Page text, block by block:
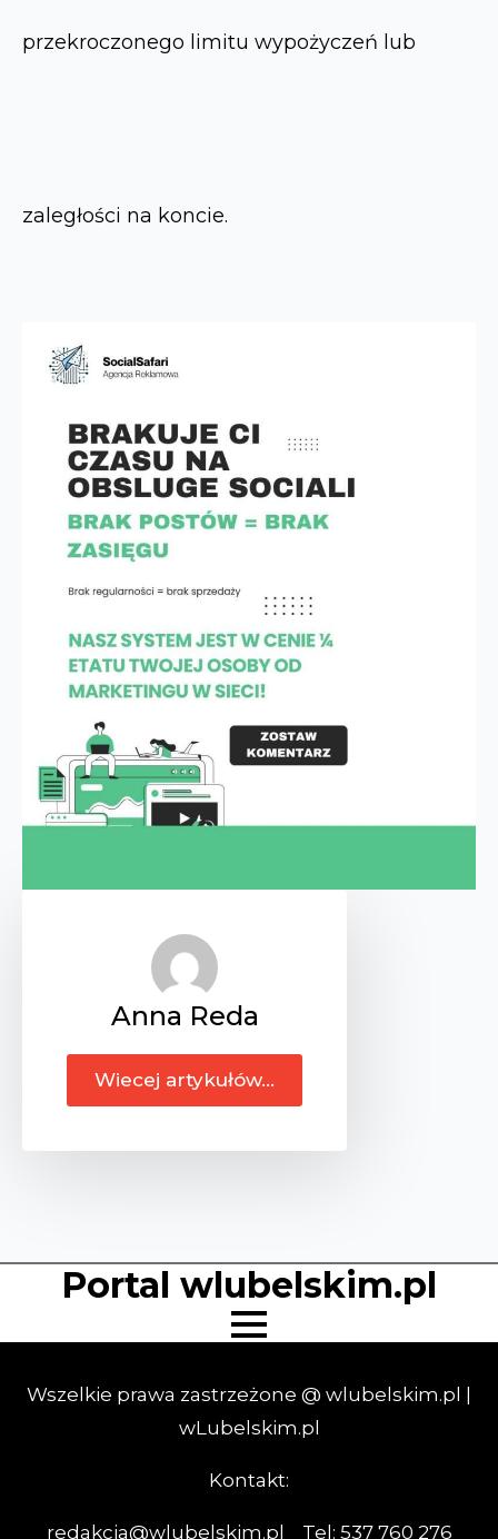
przekroczonego limitu wypożyczeń lub
zaległości na koncie.
Anna Reda
Wiecej artykułów...
Portal wlubelskim.pl
Wszelkie prawa zastrzeżone @ wlubelskim.pl |
wLubelskim.pl
Kontakt:
redakcja@wlubelskim.pl Tel: 537 760 276